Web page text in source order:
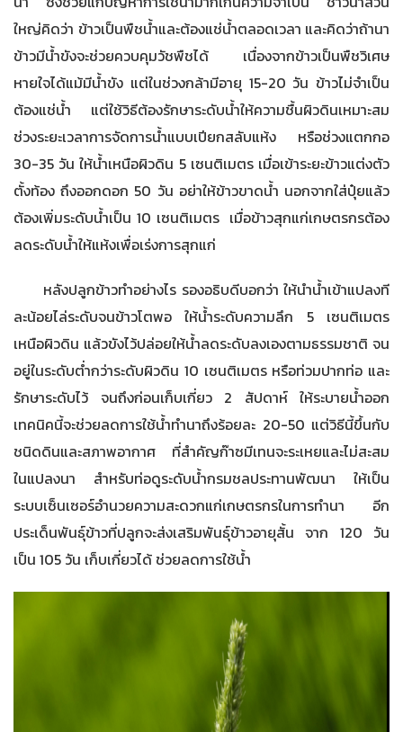
ใหญ่คิดว่า ข้าวเป็นพืชน้ำและต้องแช่น้ำตลอดเวลา และคิดว่าถ้านา
ข้าวมีน้ำขังจะช่วยควบคุมวัชพืชได้ เนื่องจากข้าวเป็นพืชวิเศษ
หายใจได้แม้มีน้ำขัง แต่ในช่วงกล้ามีอายุ 15-20 วัน ข้าวไม่จำเป็น
ต้องแช่น้ำ แต่ใช้วิธีต้องรักษาระดับน้ำให้ความชื้นผิวดินเหมาะสม
ช่วงระยะเวลาการจัดการน้ำแบบเปียกสลับแห้ง หรือช่วงแตกกอ
30-35 วัน ให้น้ำเหนือผิวดิน 5 เซนติเมตร เมื่อเข้าระยะข้าวแต่งตัว
ตั้งท้อง ถึงออกดอก 50 วัน อย่าให้ข้าวขาดน้ำ นอกจากใส่ปุ๋ยแล้ว
ต้องเพิ่มระดับน้ำเป็น 10 เซนติเมตร เมื่อข้าวสุกแก่เกษตรกรต้อง
ลดระดับน้ำให้แห้งเพื่อเร่งการสุกแก่
หลังปลูกข้าวทำอย่างไร รองอธิบดีบอกว่า ให้นำน้ำเข้าแปลงที
ละน้อยไล่ระดับจนข้าวโตพอ ให้น้ำระดับความลึก 5 เซนติเมตร
เหนือผิวดิน แล้วขังไว้ปล่อยให้น้ำลดระดับลงเองตามธรรมชาติ จน
อยู่ในระดับต่ำกว่าระดับผิวดิน 10 เซนติเมตร หรือท่วมปากท่อ และ
รักษาระดับไว้ จนถึงก่อนเก็บเกี่ยว 2 สัปดาห์ ให้ระบายน้ำออก
เทคนิคนี้จะช่วยลดการใช้น้ำทำนาถึงร้อยละ 20-50 แต่วิธีนี้ขึ้นกับ
ชนิดดินและสภาพอากาศ ที่สำคัญก๊าซมีเทนจะระเหยและไม่สะสม
ในแปลงนา สำหรับท่อดูระดับน้ำกรมชลประทานพัฒนา ให้เป็น
ระบบเซ็นเซอร์อำนวยความสะดวกแก่เกษตรกรในการทำนา อีก
ประเด็นพันธุ์ข้าวที่ปลูกจะส่งเสริมพันธุ์ข้าวอายุสั้น จาก 120 วัน
เป็น 105 วัน เก็บเกี่ยวได้ ช่วยลดการใช้น้ำ